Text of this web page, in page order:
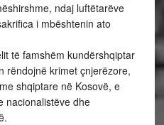
ndaj luftëtarëve
i mbështenin ato
të famshëm kundërshqiptar
rëndojnë krimet çnjerëzore,
shqiptare në Kosovë, e
nacionalistëve dhe